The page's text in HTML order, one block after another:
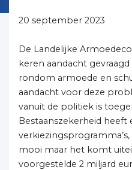
20 september 2023
De Landelijke
keren aandacht
rondom armoede en
aandacht voor deze
vanuit de politiek is
Bestaanszekerheid heeft
mooi maar het komt
voorgestelde 2 miljard